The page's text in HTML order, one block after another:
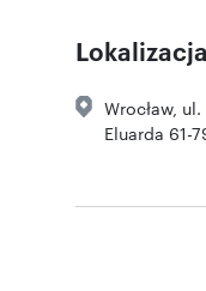
Lokalizacja
Wrocław, ul.
Eluarda 61-